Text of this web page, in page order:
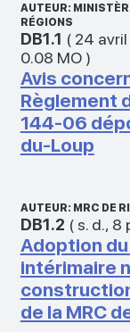
AUTEUR:
RÉGIONS
DB1.1 ( 24
0.08 MO)
Avis
Règlement
144-06
du-Loup
AUTEUR: MRC DE
DB1.2 ( s. d., 8
Adoption
intérimaire
de la MRC